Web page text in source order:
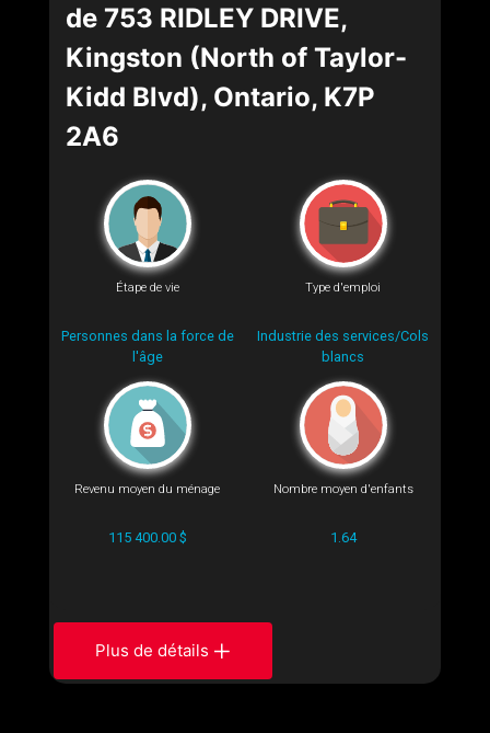
de 753 RIDLEY DRIVE,
Kingston (North of Taylor-
Kidd Blvd), Ontario, K7P
2A6
Étape de vie
Personnes dans la force de
l'âge
Type d'emploi
Industrie des services/Cols
blancs
Revenu moyen du ménage
115 400.00 $
Nombre moyen d'enfants
1.64
Plus de détails